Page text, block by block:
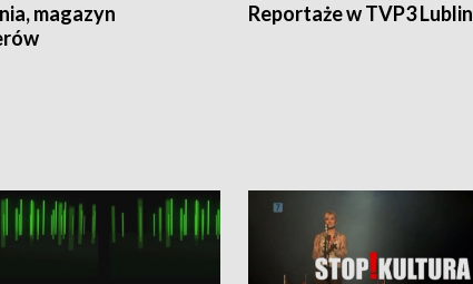
magazyn
Reportaże w TVP3 Lublin